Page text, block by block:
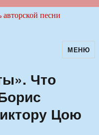
авторскойМЕНЮ
Что
Цою